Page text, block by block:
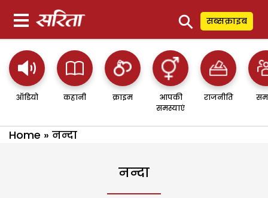
⚲ सब्सक्राइब
ऑडियो कहानी क्राइम
आपकी
समस्याएं
राजनीति
Home » नन्दा
नन्दा